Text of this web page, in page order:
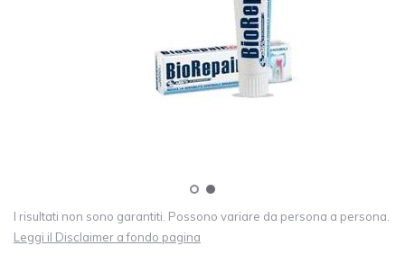
I risultati non sono garantiti. Possono variare da persona a persona.
Leggi il Disclaimer a fondo pagina